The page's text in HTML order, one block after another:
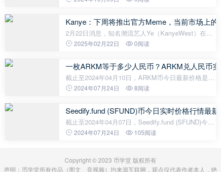
内下跌了 -1.26%。目前的
Kanye：下周将推出官方Meme，当前市场上的
2月22日消息，知名潮流艺人Ye（KanyeWest）在社
交媒体上发文表示，当前市场上所有Ye相关Meme都
2025年02月22日 0阅读
一枚ARKM等于多少人民币？ARKM兑人民币
截止至2024年04月10日，ARKM币今日最新价格是
1.96504美元，一枚ARKM约合人民币14.21元。
2024年07月24日 8阅读
Seedify.fund (SFUND)币今日实时价格行情最
截止至2024年04月07日，Seedify.fund (SFUND)今日
实时最新价格是3.9227美元，约等于人民币28.37元。
2024年07月24日 105阅读
Copyright © 2023 币学堂 版权所有
声明：币学堂所有作品（图文、音视频）均来源互联网，观点仅代表作者本人，绝